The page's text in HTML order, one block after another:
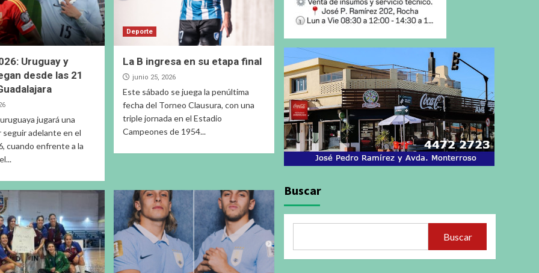
Uruguay y
desde las 21
jugará una
seguir adelante en el
cuando enfrente a la
Deporte
La B ingresa en su etapa final
junio 25, 2026
Este sábado se juega la penúltima
fecha del Torneo Clausura, con una
triple jornada en el Estadio
Campeones de 1954...
Buscar
Buscar